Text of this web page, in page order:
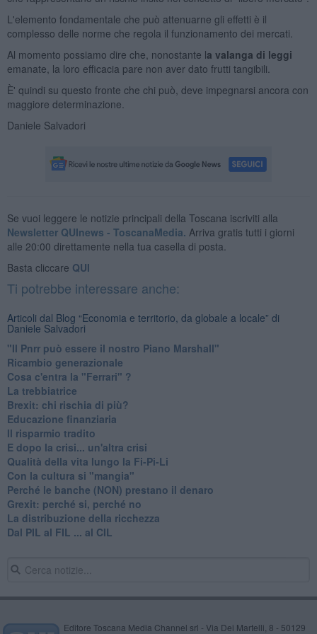
L'elemento fondamentale che può attenuarne gli effetti è il
complesso delle norme che regola il funzionamento dei mercati.
Al momento possiamo dire che, nonostante la valanga di leggi
emanate, la loro efficacia pare non aver dato frutti tangibili.
È' quindi su questo fronte che chi può, deve impegnarsi ancora con
maggiore determinazione.
Daniele Salvadori
Se vuoi leggere le notizie principali della Toscana iscriviti alla
Newsletter QUInews - ToscanaMedia. Arriva gratis tutti i giorni
alle 20:00 direttamente nella tua casella di posta.
Basta cliccare QUI
Ti potrebbe interessare anche:
Articoli dal Blog “Economia e territorio, da globale a locale” di
Daniele Salvadori
"Il Pnrr può essere il nostro Piano Marshall"
Ricambio generazionale
Cosa c'entra la "Ferrari" ?
La trebbiatrice
Brexit: chi rischia di più?
Educazione finanziaria
Il risparmio tradito
E dopo la crisi... un'altra crisi
Qualità della vita lungo la Fi-Pi-Li
​Con la cultura si "mangia"
​Perché le banche (NON) prestano il denaro
Grexit: perché si, perché no
La distribuzione della ricchezza
Dal PIL al FIL ... al CIL
Editore Toscana Media Channel srl - Via Dei Martelli, 8 - 50129